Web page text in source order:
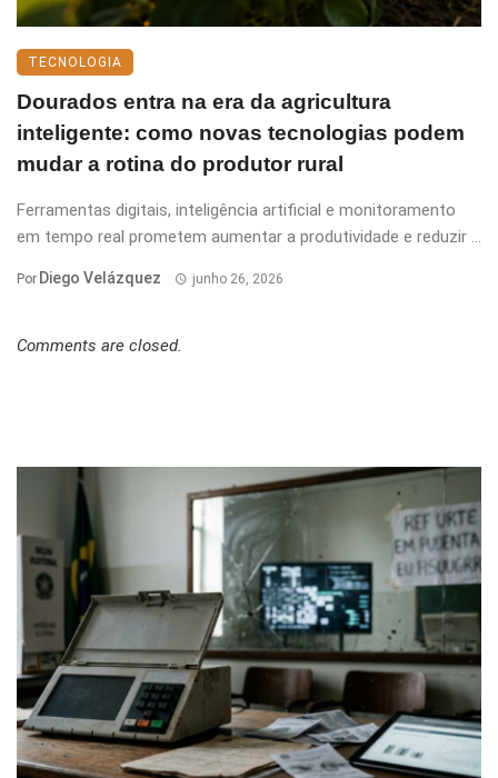
TECNOLOGIA
Dourados entra na era da agricultura
inteligente: como novas tecnologias podem
mudar a rotina do produtor rural
Ferramentas digitais, inteligência artificial e monitoramento
em tempo real prometem aumentar a produtividade e reduzir ...
Por Diego Velázquez junho 26, 2026
Comments are closed.